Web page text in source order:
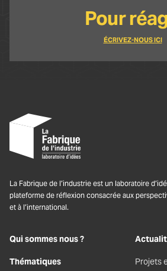
Pour
ÉCRIVEZ-NOUS ICI
La Fabrique de l’industrie est un laboratoire
plateforme de réflexion consacrée aux
et à l’international.
Qui sommes nous ?
Thématiques Projets